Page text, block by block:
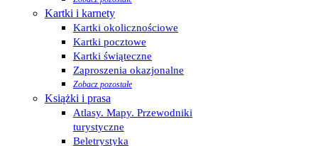
Kartki i karnety
Kartki okolicznościowe
Kartki pocztowe
Kartki świąteczne
Zaproszenia okazjonalne
Zobacz pozostałe
Książki i prasa
Atlasy. Mapy. Przewodniki
turystyczne
Beletrystyka